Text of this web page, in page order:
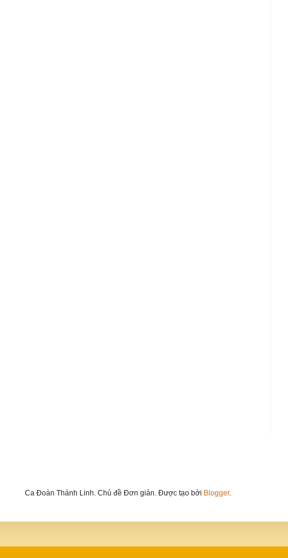
Ca Đoàn Thánh Linh. Chủ đề Đơn giản. Được tạo bởi Blogger.